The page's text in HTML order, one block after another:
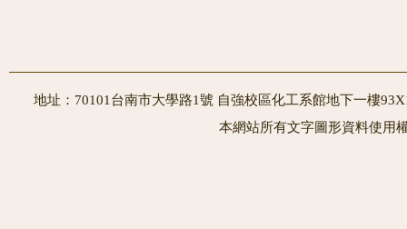
地址：70101台南市大學路1號 自強校區化工系館地下一樓
本網站所有文字圖形資料使用